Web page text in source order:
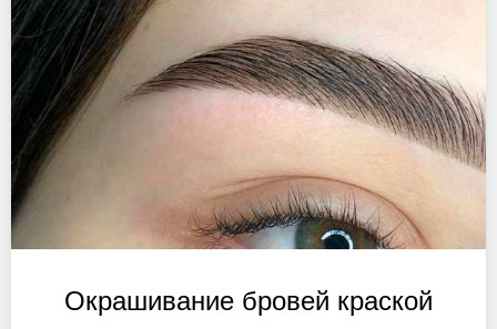
Окрашивание бровей краской